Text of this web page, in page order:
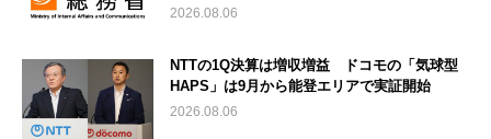
2026.08.06
NTTの1Q決算は増収増益 ドコモの「気球型
HAPS」は9月から能登エリアで実証開始
2026.08.06